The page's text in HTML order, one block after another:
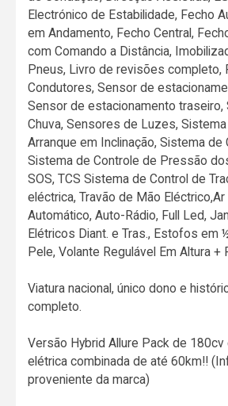
Electrónico de Estabilidade, Fecho
em Andamento, Fecho Central,
com Comando a Distância,
Pneus, Livro de revisões completo,
Condutores, Sensor de
Sensor de estacionamento traseiro,
Chuva, Sensores de Luzes, Sistema
Arranque em Inclinação, Sistema de
Sistema de Controle de Pressão
SOS, TCS Sistema de Control de
eléctrica, Travão de Mão
Automático, Auto-Rádio, Full Led,
Elétricos Diant. e Tras., Estofos em
Pele, Volante Regulável Em Altura +
Viatura nacional, único dono e
completo.
Versão Hybrid Allure Pack de 180cv
elétrica combinada de até 60km!!
proveniente da marca)